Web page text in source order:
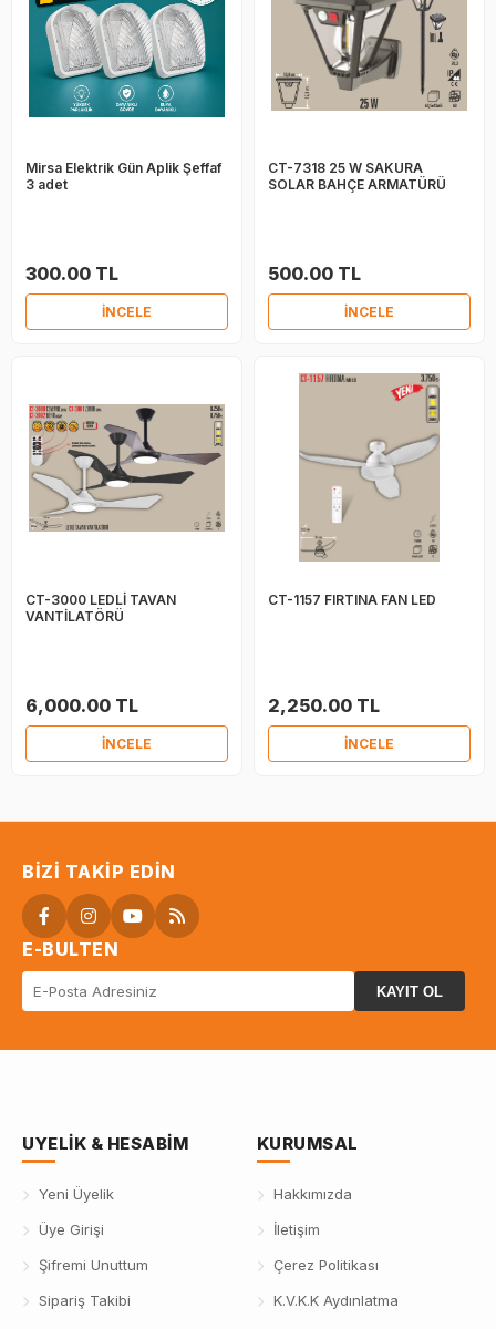
Mirsa Elektrik Gün Aplik Şeffaf
3 adet
300.00 TL
İNCELE
CT-7318 25 W SAKURA
SOLAR BAHÇE ARMATÜRÜ
500.00 TL
İNCELE
CT-3000 LEDLİ TAVAN
VANTİLATÖRÜ
6,000.00 TL
İNCELE
CT-1157 FIRTINA FAN LED
2,250.00 TL
İNCELE
BIZI TAKIP EDIN
E-BULTEN
KAYIT OL
UYELIK & HESABIM
Yeni Üyelik
Üye Girişi
Şifremi Unuttum
Sipariş Takibi
KURUMSAL
Hakkımızda
İletişim
Çerez Politikası
K.V.K.K Aydınlatma